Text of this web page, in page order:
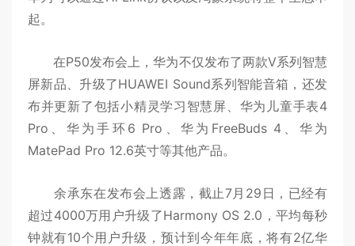
起。
在P50发布会上，华为不仅发布了两款V系列智慧
屏新品、升级了HUAWEI Sound系列智能音箱，还发
布并更新了包括小精灵学习智慧屏、华为儿童手表4
Pro、华为手环6 Pro、华为FreeBuds 4、华为
MatePad Pro 12.6英寸等其他产品。
余承东在发布会上透露，截止7月29日，已经有
超过4000万用户升级了Harmony OS 2.0，平均每秒
钟就有10个用户升级，预计到今年年底，将有2亿华